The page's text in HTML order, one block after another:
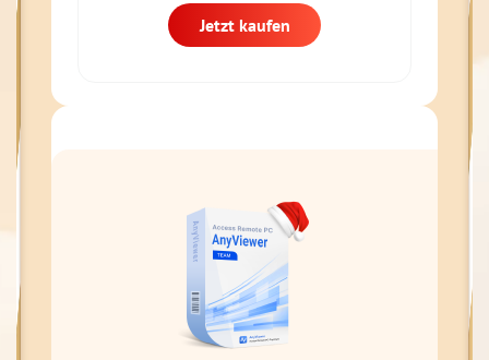
Jetzt kaufen